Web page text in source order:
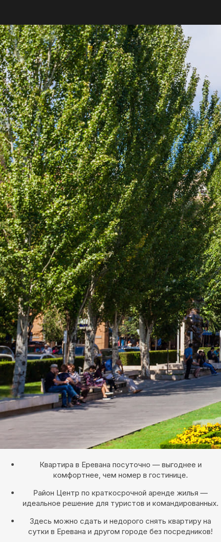
Квартира в Еревана посуточно — выгоднее и
комфортнее, чем номер в гостинице.
Район Центр по краткосрочной аренде жилья —
идеальное решение для туристов и командированных.
Здесь можно сдать и недорого снять квартиру на
сутки в Еревана и другом городе без посредников!